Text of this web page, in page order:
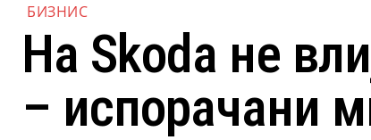
БИЗНИС
На Skoda не
– испорачани